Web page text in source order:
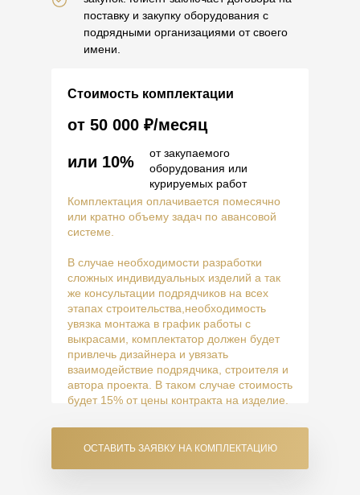
Стоимость комплектации
от 50 000 ₽/месяц
Комплектация оплачивается помесячно
или кратно объему задач по авансовой
системе.
В случае необходимости разработки
сложных индивидуальных изделий а так
же консультации подрядчиков на всех
этапах строительства,необходимость
увязка монтажа в график работы с
выкрасами, комплектатор должен будет
привлечь дизайнера и увязать
взаимодействие подрядчика, строителя и
автора проекта. В таком случае стоимость
будет 15% от цены контракта на изделие.
ОСТАВИТЬ ЗАЯВКУ НА КОМПЛЕКТАЦИЮ
поставку и закупку оборудования с
подрядными организациями от своего
имени.
или 10%
от закупаемого
оборудования или
курируемых работ